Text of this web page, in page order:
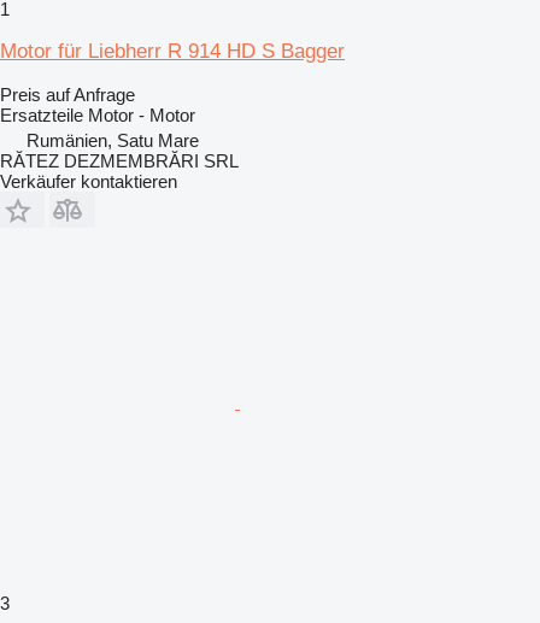
1
Motor für Liebherr R 914 HD S Bagger
Preis auf Anfrage
Ersatzteile Motor - Motor
Rumänien, Satu Mare
RĂTEZ DEZMEMBRĂRI SRL
Verkäufer kontaktieren
3